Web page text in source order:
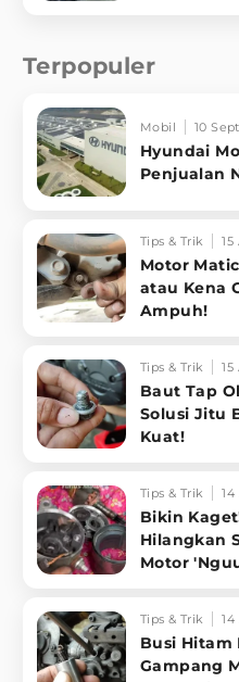
Terpopuler
Mobil 10
Hyundai
Penjualan
Tips & Trik 15
Motor
atau Kena
Ampuh!
Tips & Trik 15
Baut Tap
Solusi Jitu
Kuat!
Tips & Trik
Bikin
Hilangkan
Motor
Tips & Trik
Busi Hitam
Gampang